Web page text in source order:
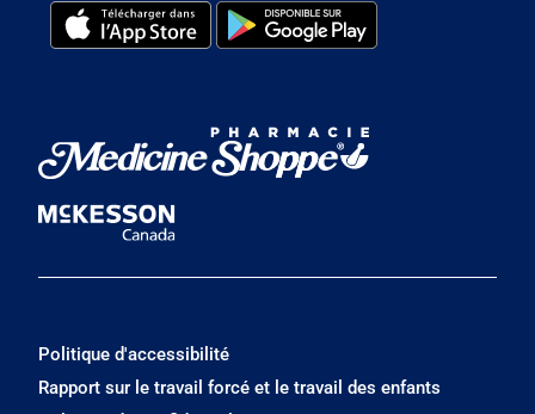
Politique d'accessibilité
Rapport sur le travail forcé et le travail des enfants